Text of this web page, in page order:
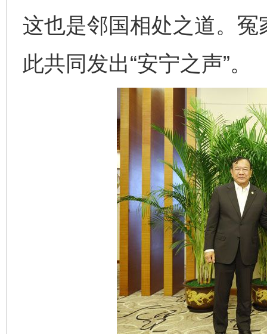
这也是邻国相处之道。
此共同发出“安宁之声”。